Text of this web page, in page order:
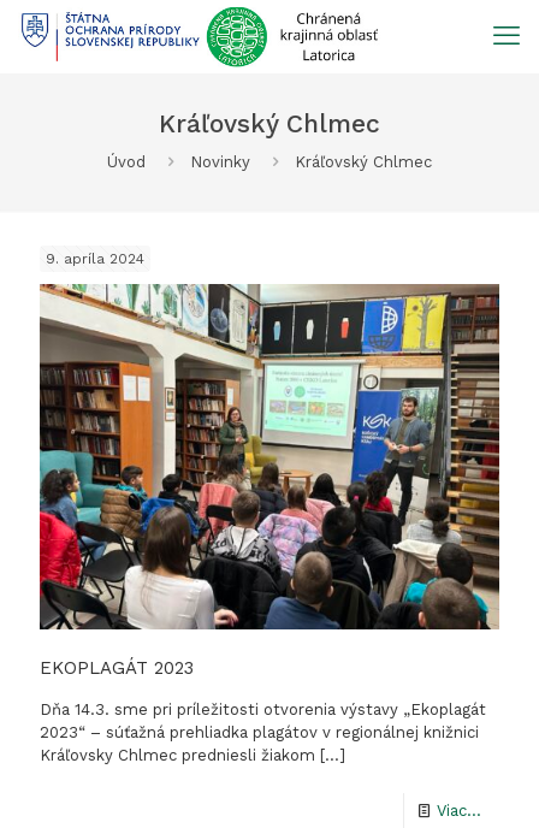
Prejsť
Kráľovský Chlmec
Úvod Novinky Kráľovský Chlmec
9. apríla 2024
EKOPLAGÁT 2023
Dňa 14.3. sme pri príležitosti otvorenia výstavy „Ekoplagát
2023“ – súťažná prehliadka plagátov v regionálnej knižnici
Kráľovsky Chlmec predniesli žiakom […]
Viac...